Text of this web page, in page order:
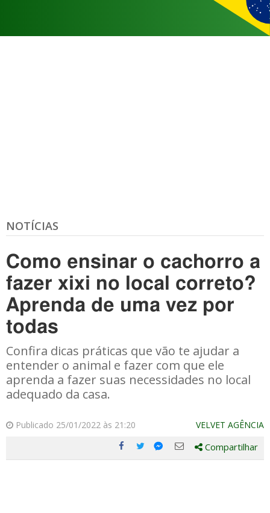
NOTÍCIAS
Como ensinar o cachorro a
fazer xixi no local correto?
Aprenda de uma vez por
todas
Confira dicas práticas que vão te ajudar a
entender o animal e fazer com que ele
aprenda a fazer suas necessidades no local
adequado da casa.
Publicado 25/01/2022 às 21:20 VELVET AGÊNCIA
Compartilhe
Compartilhe
Compartilhe
Compartilhe
Compartilhar